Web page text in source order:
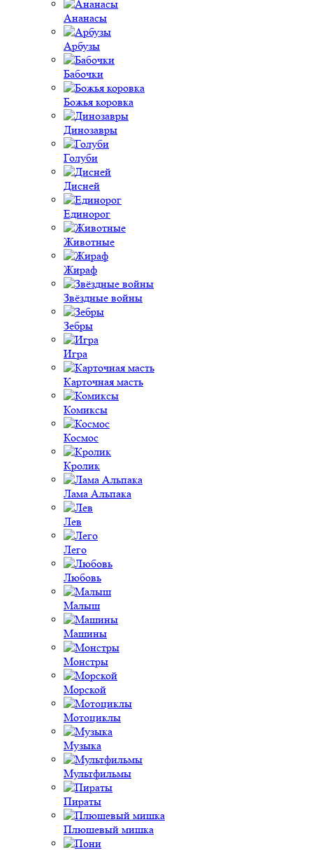
Ананасы
Арбузы
Бабочки
Божья коровка
Динозавры
Голуби
Дисней
Единорог
Животные
Жираф
Звёздные войны
Зебры
Игра
Карточная масть
Комиксы
Космос
Кролик
Лама Альпака
Лев
Лего
Любовь
Малыш
Машины
Монстры
Морской
Мотоциклы
Музыка
Мультфильмы
Пираты
Плюшевый мишка